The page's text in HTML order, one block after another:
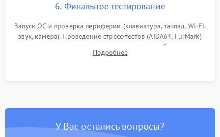
6. Финальное тестирование
Запуск ОС и проверка периферии (клавиатура, тачпад, Wi-Fi,
звук, камера). Проведение стресс-тестов (AIDA64, FurMark)
для контроля температурного режима и стабильности
системы под пиковой нагрузкой.
Подробнее
У Вас остались вопросы?